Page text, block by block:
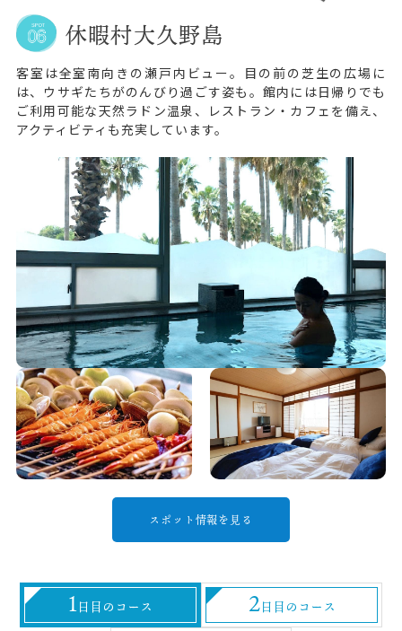
休暇村大久野島
客室は全室南向きの瀬戸内ビュー。目の前の芝生の広場に
は、ウサギたちがのんびり過ごす姿も。館内には日帰りでも
ご利用可能な天然ラドン温泉、レストラン・カフェを備え、
アクティビティも充実しています。
スポット情報を見る
1日目のコース 2日目のコース